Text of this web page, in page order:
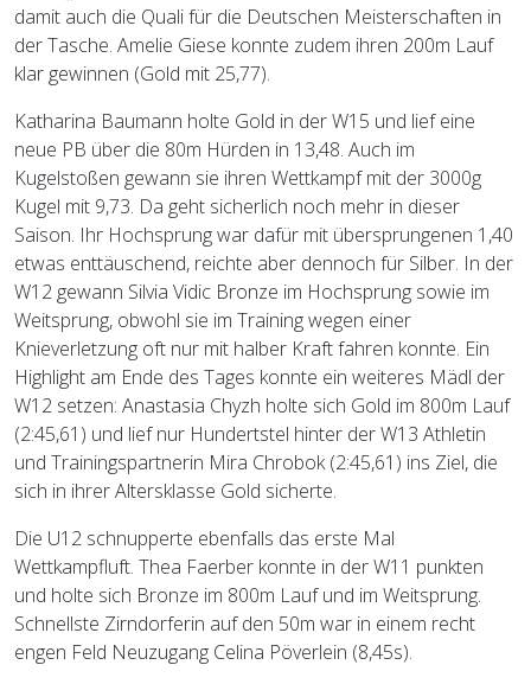
damit auch die Quali für die Deutschen Meisterschaften in
der Tasche. Amelie Giese konnte zudem ihren 200m Lauf
klar gewinnen (Gold mit 25,77).
Katharina Baumann holte Gold in der W15 und lief eine
neue PB über die 80m Hürden in 13,48. Auch im
Kugelstoßen gewann sie ihren Wettkampf mit der 3000g
Kugel mit 9,73. Da geht sicherlich noch mehr in dieser
Saison. Ihr Hochsprung war dafür mit übersprungenen 1,40
etwas enttäuschend, reichte aber dennoch für Silber. In der
W12 gewann Silvia Vidic Bronze im Hochsprung sowie im
Weitsprung, obwohl sie im Training wegen einer
Knieverletzung oft nur mit halber Kraft fahren konnte. Ein
Highlight am Ende des Tages konnte ein weiteres Mädl der
W12 setzen: Anastasia Chyzh holte sich Gold im 800m Lauf
(2:45,61) und lief nur Hundertstel hinter der W13 Athletin
und Trainingspartnerin Mira Chrobok (2:45,61) ins Ziel, die
sich in ihrer Altersklasse Gold sicherte.
Die U12 schnupperte ebenfalls das erste Mal
Wettkampfluft. Thea Faerber konnte in der W11 punkten
und holte sich Bronze im 800m Lauf und im Weitsprung.
Schnellste Zirndorferin auf den 50m war in einem recht
engen Feld Neuzugang Celina Pöverlein (8,45s).